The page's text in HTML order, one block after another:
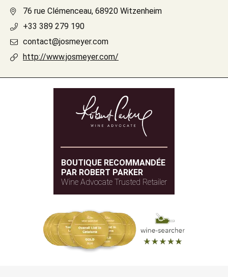
76 rue Clémenceau, 68920 Witzenheim
+33 389 279 190
contact@josmeyer.com
http://www.josmeyer.com/
BOUTIQUE RECOMMANDÉE
PAR ROBERT PARKER
Wine Advocate Trusted Retailer